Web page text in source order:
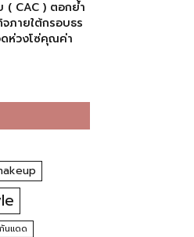
( CAC ) ตอกย้ำ
ภายใต้กรอบธร
ห่วงโซ่คุณค่า
นแดด